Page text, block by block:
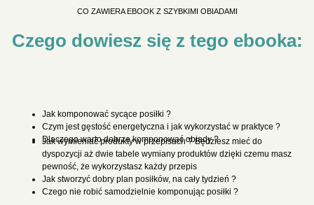
CO ZAWIERA EBOOK Z SZYBKIMI OBIADAMI
Czego dowiesz się z tego ebooka:
Jak komponować sycące posiłki ?
Czym jest gęstość energetyczna i jak wykorzystać w praktyce ?
Dlaczego warto dobrze komponować obiady ?
Jak wymieniać produkty w przepisach ? Będziesz mieć do
dyspozycji aż dwie tabele wymiany produktów dzięki czemu masz
pewność, że wykorzystasz każdy przepis
Jak stworzyć dobry plan posiłków, na cały tydzień ?
Czego nie robić samodzielnie komponując posiłki ?